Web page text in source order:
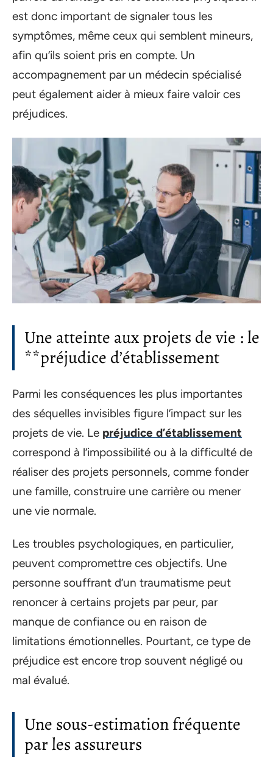
est donc important de signaler tous les
symptômes, même ceux qui semblent mineurs,
afin qu’ils soient pris en compte. Un
accompagnement par un médecin spécialisé
peut également aider à mieux faire valoir ces
préjudices.
Une atteinte aux projets de vie : le
**préjudice d’établissement
Parmi les conséquences les plus importantes
des séquelles invisibles figure l’impact sur les
projets de vie. Le préjudice d’établissement
correspond à l’impossibilité ou à la difficulté de
réaliser des projets personnels, comme fonder
une famille, construire une carrière ou mener
une vie normale.
Les troubles psychologiques, en particulier,
peuvent compromettre ces objectifs. Une
personne souffrant d’un traumatisme peut
renoncer à certains projets par peur, par
manque de confiance ou en raison de
limitations émotionnelles. Pourtant, ce type de
préjudice est encore trop souvent négligé ou
mal évalué.
Une sous-estimation fréquente
par les assureurs